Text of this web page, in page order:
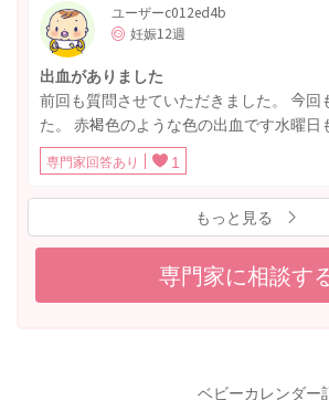
レットペーパーに拭いた時おりものに薄
ついてました。 よく排便をすると痔から
こうあったりするのですが、これがお尻
か、膣からの出血なのか分かりませんで
痛いやカチカチにお腹張ってるとかはな
なんとなくみぞおち？胃？（子宮よりは
らへんが重たい？痛いかな？っていう感
がついてないです。様子見でも大丈夫な
ユーザーc012ed4b
妊娠12週
出血がありました
前回も質問させていただきました。 今回
た。 赤褐色のような色の出血です水曜日
たが立て続けに出血するものでしょうか
病院です
専門家回答あり 1
もっと見る
専門家に相談す
ベビーカレンダー